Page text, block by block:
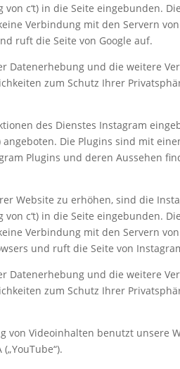
von c‘t) in die Seite eingebunden.
Verbindung mit den Servern
ruft die Seite von Google auf.
Datenerhebung und die weitere
zum Schutz Ihrer
des Dienstes Instagram
angeboten. Die Plugins sind mit
Plugins und deren Aussehen
Website zu erhöhen, sind die
von c‘t) in die Seite eingebunden.
Verbindung mit den Servern
und ruft die Seite von
Datenerhebung und die weitere
zum Schutz Ihrer
von Videoinhalten benutzt unsere